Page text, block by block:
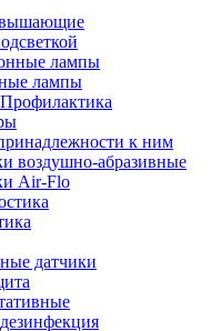
лампы
Профилактика
к ним
воздушно-абразивные
Air-Flo
датчики